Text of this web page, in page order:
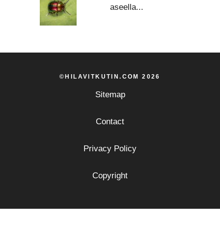
aseella...
©HILAVITKUTIN.COM 2026
Sitemap
Contact
Privacy Policy
Copyright